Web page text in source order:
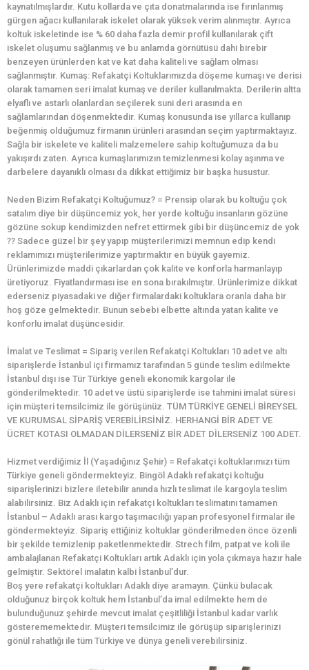
kaynatılmışlardır. Kutu kollarda ve çıta donatmalarında ise fırınlanmış
gürgen ağacı kullanılarak iskelet olarak yüksek verim alınmıştır. Ayrıca
koltuk iskeletinde ise % 60 daha fazla demir profil kullanılarak çift
iskelet oluşumu sağlanmış ve bu anlamda görnütüsü dahi birebir
benzeyen ürünlerden kat ve kat daha kaliteli ve sağlam olması
sağlanmıştır. Kumaş: Refakatçi Koltuklarımızda döşeme kumaşı ve derisi
olarak tamamen seri imalat kumaş ve deriler kullanılmakta. Derilerin altta
elyaflı ve astarlı olanlardan seçilerek suni deri arasında en
sağlamlarından döşenmektedir. Kumaş konusunda ise yıllarca kullanıp
beğenmiş olduğumuz firmanın ürünleri arasından seçim yaptırmaktayız.
Sağla bir iskelete ve kaliteli malzemelere sahip koltuğumuza da bu
yakışırdı zaten. Ayrıca kumaşlarımızın temizlenmesi kolay aşınma ve
darbelere dayanıklı olması da dikkat ettiğimiz bir başka husustur.
Neden Bizim Refakatçi Koltuğumuz? = Prensip olarak bu koltuğu çok
satalım diye bir düşüncemiz yok, her yerde koltuğu insanların gözüne
gözüne sokup kendimizden nefret ettirmek gibi bir düşüncemiz de yok
?? Sadece güzel bir şey yapıp müşterilerimizi memnun edip kendi
reklamımızı müşterilerimize yaptırmaktır en büyük gayemiz.
Ürünlerimizde maddi çıkarlardan çok kalite ve konforla harmanlayıp
üretiyoruz. Fiyatlandırması ise en sona bırakılmıştır. Ürünlerimize dikkat
ederseniz piyasadaki ve diğer firmalardaki koltuklara oranla daha bir
hoş göze gelmektedir. Bunun sebebi elbette altında yatan kalite ve
konforlu imalat düşüncesidir.
İmalat ve Teslimat = Sipariş verilen Refakatçi Koltukları 10 adet ve altı
siparişlerde İstanbul içi firmamız tarafından 5 günde teslim edilmekte
İstanbul dışı ise Tür Türkiye geneli ekonomik kargolar ile
gönderilmektedir. 10 adet ve üstü siparişlerde ise tahmini imalat süresi
için müşteri temsilcimiz ile görüşünüz. TÜM TÜRKİYE GENELİ BİREYSEL
VE KURUMSAL SİPARİŞ VEREBİLİRSİNİZ. HERHANGİ BİR ADET VE
ÜCRET KOTASI OLMADAN DİLERSENİZ BİR ADET DİLERSENİZ 100 ADET.
Hizmet verdiğimiz İl (Yaşadığınız Şehir) = Refakatçi koltuklarımızı tüm
Türkiye geneli göndermekteyiz. Bingöl Adaklı refakatçi koltuğu
siparişlerinizi bizlere iletebilir anında hızlı teslimat ile kargoyla teslim
alabilirsiniz. Biz Adaklı için refakatçi koltukları teslimatını tamamen
İstanbul – Adaklı arası kargo taşımacılığı yapan profesyonel firmalar ile
göndermekteyiz. Sipariş ettiğiniz koltuklar gönderilmeden önce özenli
bir şekilde temizlenip paketlenmektedir. Strech film, patpat ve koli ile
ambalajlanan Refakatçi Koltukları artık Adaklı için yola çıkmaya hazır hale
gelmiştir. Sektörel imalatın kalbi İstanbul’dur.
Boş yere refakatçi koltukları Adaklı diye aramayın. Çünkü bulacak
olduğunuz birçok koltuk hem İstanbul’da imal edilmekte hem de
bulunduğunuz şehirde mevcut imalat çeşitliliği İstanbul kadar varlık
gösterememektedir. Müşteri temsilcimiz ile görüşüp siparişlerinizi
gönül rahatlığı ile tüm Türkiye ve dünya geneli verebilirsiniz.